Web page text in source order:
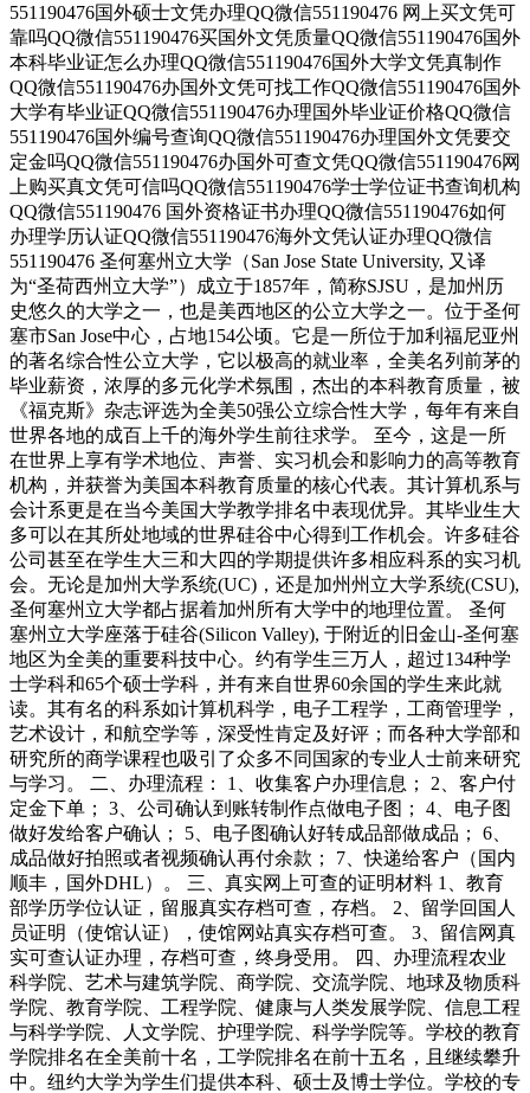
551190476国外硕士文凭办理QQ微信551190476 网上买文凭可
靠吗QQ微信551190476买国外文凭质量QQ微信551190476国外
本科毕业证怎么办理QQ微信551190476国外大学文凭真制作
QQ微信551190476办国外文凭可找工作QQ微信551190476国外
大学有毕业证QQ微信551190476办理国外毕业证价格QQ微信
551190476国外编号查询QQ微信551190476办理国外文凭要交
定金吗QQ微信551190476办国外可查文凭QQ微信551190476网
上购买真文凭可信吗QQ微信551190476学士学位证书查询机构
QQ微信551190476 国外资格证书办理QQ微信551190476如何
办理学历认证QQ微信551190476海外文凭认证办理QQ微信
551190476 圣何塞州立大学（San Jose State University, 又译
为“圣荷西州立大学”）成立于1857年，简称SJSU，是加州历
史悠久的大学之一，也是美西地区的公立大学之一。位于圣何
塞市San Jose中心，占地154公顷。它是一所位于加利福尼亚州
的著名综合性公立大学，它以极高的就业率，全美名列前茅的
毕业薪资，浓厚的多元化学术氛围，杰出的本科教育质量，被
《福克斯》杂志评选为全美50强公立综合性大学，每年有来自
世界各地的成百上千的海外学生前往求学。 至今，这是一所
在世界上享有学术地位、声誉、实习机会和影响力的高等教育
机构，并获誉为美国本科教育质量的核心代表。其计算机系与
会计系更是在当今美国大学教学排名中表现优异。其毕业生大
多可以在其所处地域的世界硅谷中心得到工作机会。许多硅谷
公司甚至在学生大三和大四的学期提供许多相应科系的实习机
会。无论是加州大学系统(UC)，还是加州州立大学系统(CSU),
圣何塞州立大学都占据着加州所有大学中的地理位置。 圣何
塞州立大学座落于硅谷(Silicon Valley), 于附近的旧金山-圣何塞
地区为全美的重要科技中心。约有学生三万人，超过134种学
士学科和65个硕士学科，并有来自世界60余国的学生来此就
读。其有名的科系如计算机科学，电子工程学，工商管理学，
艺术设计，和航空学等，深受性肯定及好评；而各种大学部和
研究所的商学课程也吸引了众多不同国家的专业人士前来研究
与学习。 二、办理流程： 1、收集客户办理信息； 2、客户付
定金下单； 3、公司确认到账转制作点做电子图； 4、电子图
做好发给客户确认； 5、电子图确认好转成品部做成品； 6、
成品做好拍照或者视频确认再付余款； 7、快递给客户（国内
顺丰，国外DHL）。 三、真实网上可查的证明材料 1、教育
部学历学位认证，留服真实存档可查，存档。 2、留学回国人
员证明（使馆认证），使馆网站真实存档可查。 3、留信网真
实可查认证办理，存档可查，终身受用。 四、办理流程农业
科学院、艺术与建筑学院、商学院、交流学院、地球及物质科
学院、教育学院、工程学院、健康与人类发展学院、信息工程
与科学学院、人文学院、护理学院、科学学院等。学校的教育
学院排名在全美前十名，工学院排名在前十五名，且继续攀升
中。纽约大学为学生们提供本科、硕士及博士学位。学校的专